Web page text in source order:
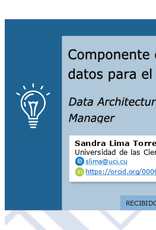
Sandra Lima
Universidad de las
slima@uci.cu
https://orcid.org/